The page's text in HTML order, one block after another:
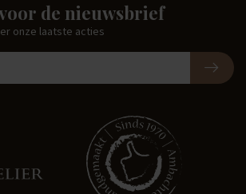
de nieuwsbrief
onze laatste acties